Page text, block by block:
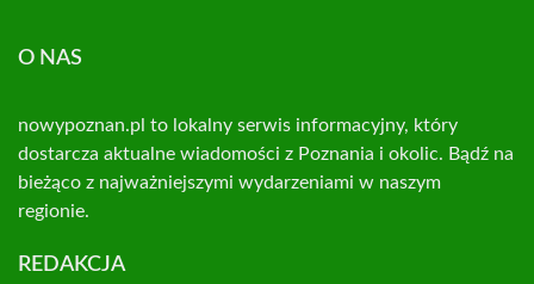
O NAS
nowypoznan.pl to lokalny serwis informacyjny, który
dostarcza aktualne wiadomości z Poznania i okolic. Bądź na
bieżąco z najważniejszymi wydarzeniami w naszym
regionie.
REDAKCJA